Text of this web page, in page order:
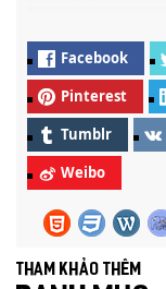
Facebook
Pinterest
Tumblr
Weibo
Tham khảo thêm